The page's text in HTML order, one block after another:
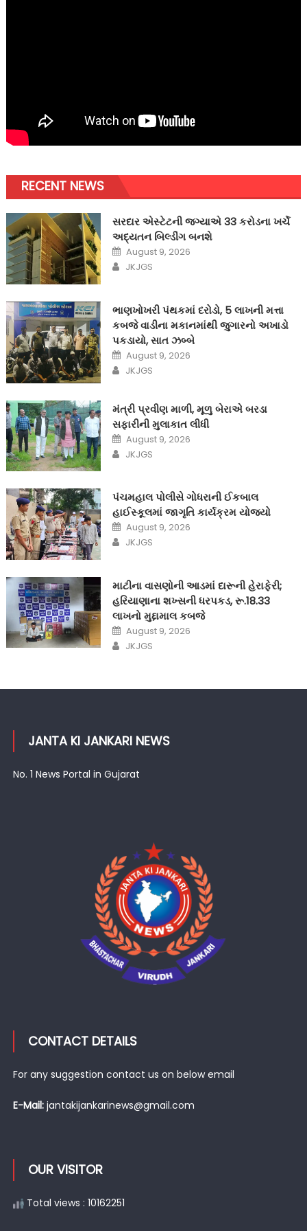
RECENT NEWS
સરદાર એસ્ટેટની જગ્યાએ 33 કરોડના ખર્ચે
અદ્યતન બિલ્ડીંગ બનશે
Posted
on
August 9, 2026
Author
JKJGS
ભાણખોખરી પંથકમાં દરોડો, 5 લાખની મત્તા
કબજે વાડીના મકાનમાંથી જુગારનો અખાડો
પકડાયો, સાત ઝબ્બે
Posted
on
August 9, 2026
Author
JKJGS
મંત્રી પ્રવીણ માળી, મૂળુ બેરાએ બરડા
સફારીની મુલાકાત લીધી
Posted
on
August 9, 2026
Author
JKJGS
પંચમહાલ પોલીસે ગોધરાની ઈકબાલ
હાઈસ્કૂલમાં જાગૃતિ કાર્યક્રમ યોજ્યો
Posted
on
August 9, 2026
Author
JKJGS
માટીના વાસણોની આડમાં દારૂની હેરાફેરી;
હરિયાણાના શખ્સની ધરપકડ, રૂ.18.33
લાખનો મુદ્દામાલ કબજે
Posted
on
August 9, 2026
Author
JKJGS
JANTA KI JANKARI NEWS
No. 1 News Portal in Gujarat
CONTACT DETAILS
For any suggestion contact us on below email
E-Mail: jantakijankarinews@gmail.com
OUR VISITOR
Total views : 10162251